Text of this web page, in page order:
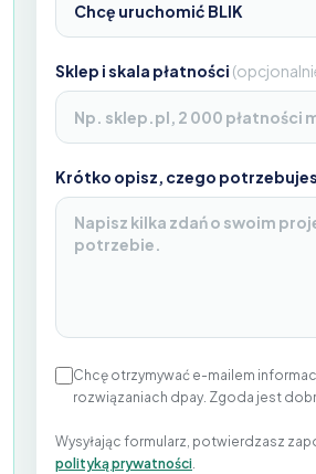
Sklep i skala płatności (
Krótko opisz, czego
Chcę otrzymywać e-mailem
rozwiązaniach dpay. Zgoda jest
Wysyłając formularz, potwierdzasz
polityką prywatności.